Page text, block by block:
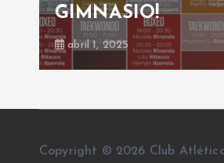
GIMNASIO!
abril 1, 2025
Copyright © 2026 Club